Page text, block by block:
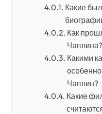
Какие
Как
Чаплина?
Какими
Чаплин?
Какие